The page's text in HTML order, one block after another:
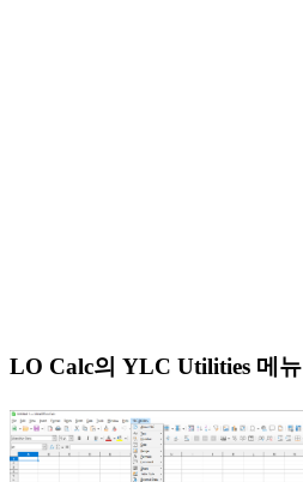
LO Calc의 YLC Utilities 메뉴